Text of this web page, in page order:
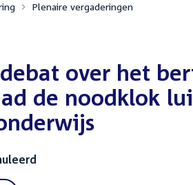
Plenaire vergaderingen
over het
de noodklok